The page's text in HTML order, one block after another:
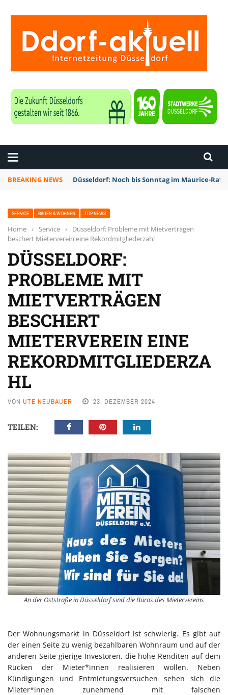
BREAKING NEWS Düsseldorf: Noch bis Sonntag im Maurice-
SERVICE BAUEN & WOHNEN TOP NEWS
Home › Service ›
Düsseldorf: Probleme mit Mietverträgen
beschert Mieterverein eine Rekordmitgliederzahl
DÜSSELDORF:
PROBLEME MIT
MIETVERTRÄGEN
BESCHERT
MIETERVEREIN EINE
REKORDMITGLIEDERZA
HL
VON UTE NEUBAUER 23. DEZEMBER 2024
TEILEN:
An der Oststraße in Düsseldorf sind die Büros des Mietervereins
Der Wohnungsmarkt in Düsseldorf ist schwierig. Es gibt auf
der einen Seite zu wenig bezahlbaren Wohnraum und auf der
anderen Seite gierige Investoren, die hohe Renditen auf dem
Rücken der Mieter*innen realisieren wollen. Neben
Kündigungen und Entmietungsversuchen sehen sich die
Mieter*innen zunehmend mit falschen